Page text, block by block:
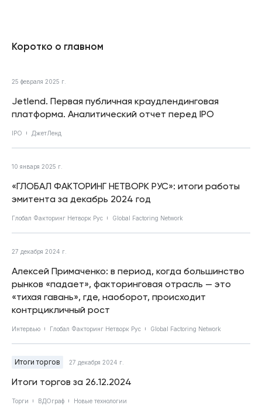
Коротко о главном
25 февраля 2025 г.
Jetlend. Первая публичная краудлендинговая
платформа. Аналитический отчет перед IPO
IPO ДжетЛенд
10 января 2025 г.
«ГЛОБАЛ ФАКТОРИНГ НЕТВОРК РУС»: итоги работы
эмитента за декабрь 2024 год
Глобал Факторинг Нетворк Рус Global Factoring Network
27 декабря 2024 г.
Алексей Примаченко: в период, когда большинство
рынков «падает», факторинговая отрасль — это
«тихая гавань», где, наоборот, происходит
контрцикличный рост
Интервью Глобал Факторинг Нетворк Рус Global Factoring Network
Итоги торгов 27 декабря 2024 г.
Итоги торгов за 26.12.2024
Торги ВДОграф Новые технологии